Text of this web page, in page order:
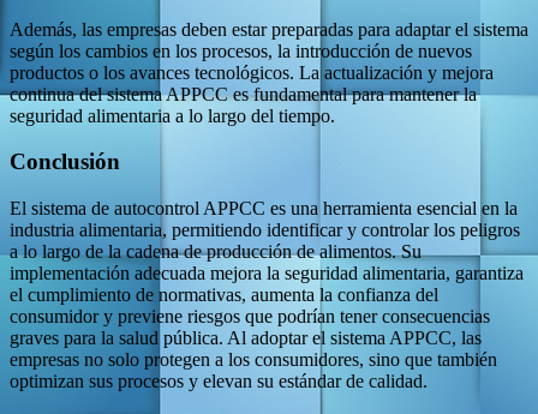
Además, las empresas deben estar preparadas para adaptar el sistema
según los cambios en los procesos, la introducción de nuevos
productos o los avances tecnológicos. La actualización y mejora
continua del sistema APPCC es fundamental para mantener la
seguridad alimentaria a lo largo del tiempo.
Conclusión
El sistema de autocontrol APPCC es una herramienta esencial en la
industria alimentaria, permitiendo identificar y controlar los peligros
a lo largo de la cadena de producción de alimentos. Su
implementación adecuada mejora la seguridad alimentaria, garantiza
el cumplimiento de normativas, aumenta la confianza del
consumidor y previene riesgos que podrían tener consecuencias
graves para la salud pública. Al adoptar el sistema APPCC, las
empresas no solo protegen a los consumidores, sino que también
optimizan sus procesos y elevan su estándar de calidad.